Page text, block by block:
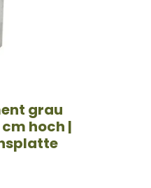
grau
cm hoch |